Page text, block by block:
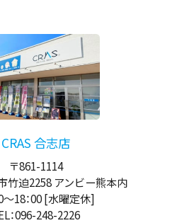
CRAS 合志店
〒861-1114
竹迫2258 アンビー熊本内
～18：00[水曜定休]
：096-248-2226